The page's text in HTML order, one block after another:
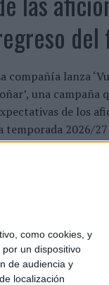
como cookies, y
un dispositivo
de audiencia y
localización
compañía lanza
una campaña
de los
temporada 2026/